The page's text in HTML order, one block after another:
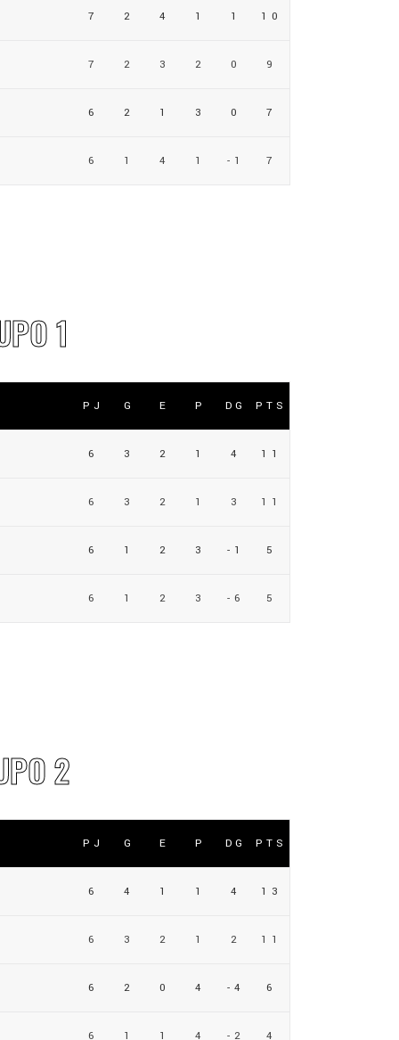
7 2 4 1 1 10
7 2 3 2 0 9
6 2 1 3 0 7
6 1 4 1 -1 7
1
PJ G E P DG PTS
6 3 2 1 4 11
6 3 2 1 3 11
6 1 2 3 -1 5
6 1 2 3 -6 5
2
PJ G E P DG PTS
6 4 1 1 4 13
6 3 2 1 2 11
6 2 0 4 -4 6
6 1 1 4 -2 4